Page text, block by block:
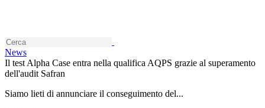
News
Il test Alpha Case entra nella qualifica AQPS grazie al superamento
dell'audit Safran
Siamo lieti di annunciare il conseguimento del...